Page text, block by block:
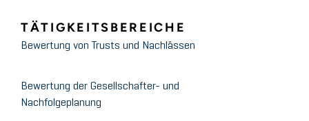
TÄTIGKEITSBEREICHE
Bewertung von Trusts und Nachlässen
Bewertung der Gesellschafter- und
Nachfolgeplanung